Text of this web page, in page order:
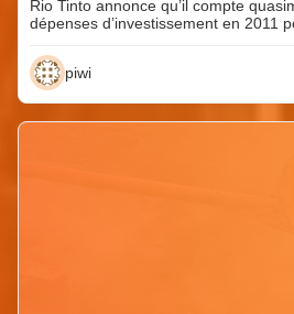
Rio Tinto annonce qu’il compte
dépenses d’investissement en 2011
piwi